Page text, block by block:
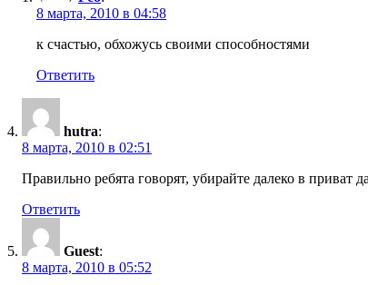
8 марта, 2010 в 04:58
к счастью, обхожусь своими способностями
Ответить
hutra:
8 марта, 2010 в 02:51
Правильно ребята говорят, убирайте далеко в
Ответить
Guest:
8 марта, 2010 в 05:52